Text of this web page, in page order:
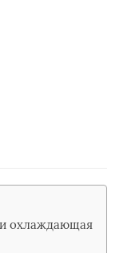
охлаждающая